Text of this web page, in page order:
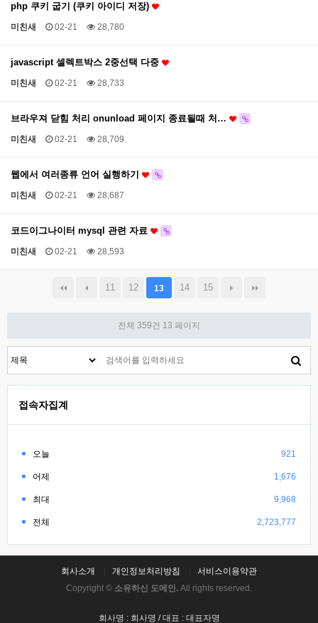
php 쿠키 굽기 (쿠키 아이디 저장)
미친새 02-21 28,780
javascript 셀렉트박스 2중선택 다중
미친새 02-21 28,733
브라우져 닫힘 처리 onunload 페이지 종료될때 처…
미친새 02-21 28,709
웹에서 여러종류 언어 실행하기
미친새 02-21 28,687
코드이그나이터 mysql 관련 자료
미친새 02-21 28,593
11 12 13 14 15
전체 359건 13 페이지
접속자집계
오늘 921
어제 1,676
최대 9,968
전체 2,723,777
회사소개 개인정보처리방침
서비스이용약관
Copyright © 소유하신 도메인. All rights reserved.
회사명 : 회사명 / 대표 : 대표자명